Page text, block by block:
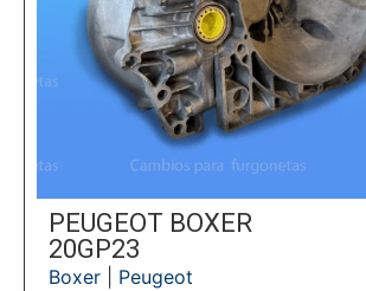
PEUGEOT BOXER
20GP23
Boxer| Peugeot